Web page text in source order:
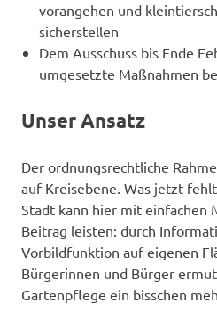
vorangehen und
sicherstellen
Dem Ausschuss bis Ende
umgesetzte Maßnahmen
Unser Ansatz
Der ordnungsrechtliche
auf Kreisebene. Was jetzt
Stadt kann hier mit einfachen
Beitrag leisten: durch
Vorbildfunktion auf eigenen
Bürgerinnen und Bürger
Gartenpflege ein bisschen